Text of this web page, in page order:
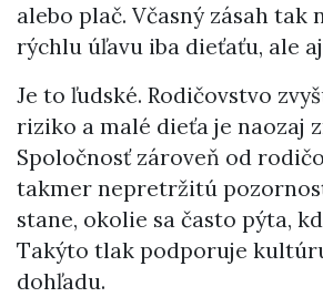
alebo plač. Včasný zásah tak
rýchlu úľavu iba dieťaťu, ale
Je to ľudské. Rodičovstvo
riziko a malé dieťa je naozaj
Spoločnosť zároveň od
takmer nepretržitú
stane, okolie sa často pýta,
Takýto tlak podporuje
dohľadu.